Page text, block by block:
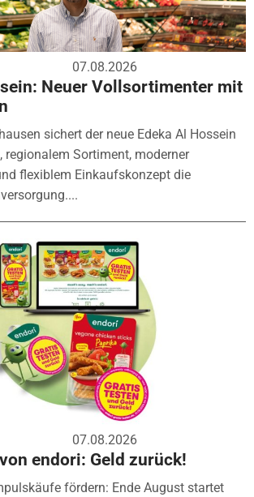
07.08.2026
Neuer Vollsortimenter mit
sichert der neue Edeka Al Hossein
regionalem Sortiment, moderner
flexiblem Einkaufskonzept die
07.08.2026
endori: Geld zurück!
fördern: Ende August startet